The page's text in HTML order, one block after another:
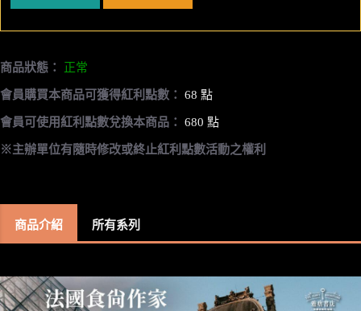
商品狀態： 正常
會員購買本商品可獲得紅利點數： 68 點
會員可使用紅利點數兌換本商品： 680 點
※主辦單位有隨時修改或終止紅利點數活動之權利
商品介紹 所有系列